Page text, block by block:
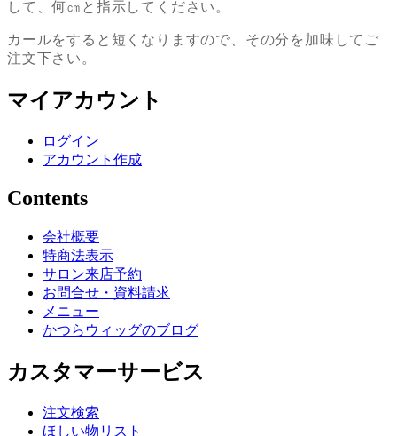
して、何㎝と指示してください。
カールをすると短くなりますので、その分を加味してご
注文下さい。
マイアカウント
ログイン
アカウント作成
Contents
会社概要
特商法表示
サロン来店予約
お問合せ・資料請求
メニュー
かつらウィッグのブログ
カスタマーサービス
注文検索
ほしい物リスト